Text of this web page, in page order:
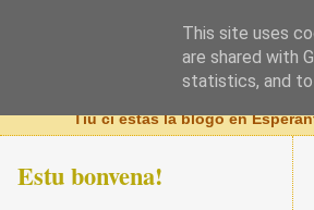
Tiu ĉi estas la blogo en
Estu bonvena!
This site uses
are shared with
statistics, and